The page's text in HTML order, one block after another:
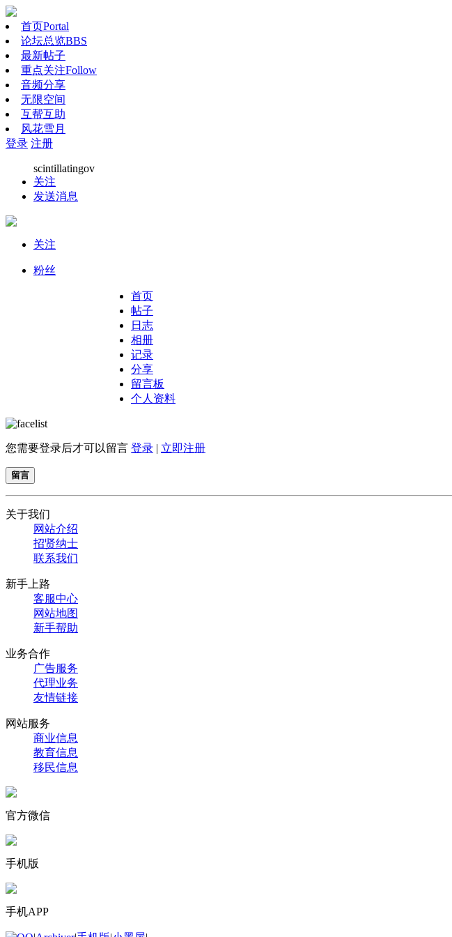
首页Portal
论坛总览BBS
最新帖子
重点关注Follow
音频分享
无限空间
互帮互助
风花雪月
登录 注册
scintillatingov
关注
发送消息
关注
粉丝
首页
帖子
日志
相册
记录
分享
留言板
个人资料
您需要登录后才可以留言 登录 | 立即注册
留言
关于我们
网站介绍
招贤纳士
联系我们
新手上路
客服中心
网站地图
新手帮助
业务合作
广告服务
代理业务
友情链接
网站服务
商业信息
教育信息
移民信息
官方微信
手机版
手机APP